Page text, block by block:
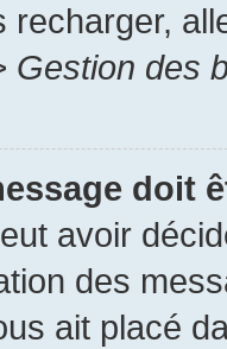
recharger,
Gestion des
doit
avoir
des
ait placé